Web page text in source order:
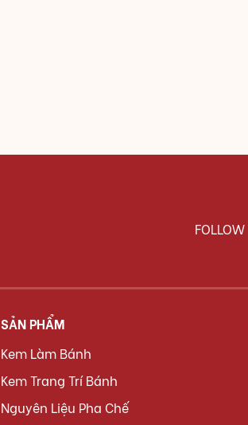
FOLLOW
SẢN PHẨM
Kem Làm Bánh
Kem Trang Trí Bánh
Nguyên Liệu Pha Chế